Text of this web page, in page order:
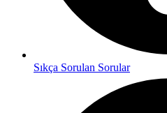
Sıkça Sorulan Sorular